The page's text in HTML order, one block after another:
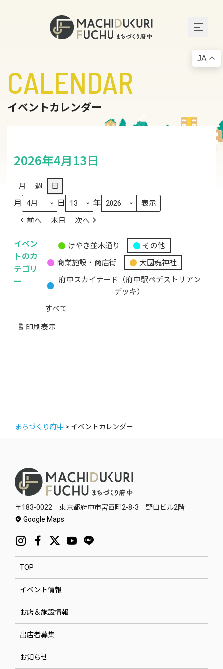
CALENDAR
イベントカレンダー
2026年4月13日
月 週 日
月 日 年
前へ 本日 次へ
イベン
トのカ
テゴリ
ー
題
カ
ゴ
リ
けやき並木通り
その他
商業施設・商店街
大國魂神社
府中スカイナード（府中駅ペデストリアン
デッキ）
すべて
印刷 表示
まちづくり府中 > イベントカレンダー
〒183-0022 東京都府中市宮西町2-8-3 野口ビル2階
Google Maps
TOP
イベント情報
お店＆施設情報
出店者募集
お知らせ
JA